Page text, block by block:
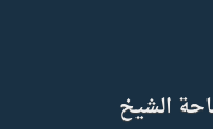
الشيخ